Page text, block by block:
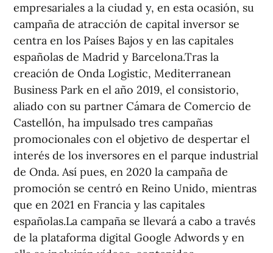
empresariales a la ciudad y, en esta ocasión, su
campaña de atracción de capital inversor se
centra en los Países Bajos y en las capitales
españolas de Madrid y Barcelona.Tras la
creación de Onda Logistic, Mediterranean
Business Park en el año 2019, el consistorio,
aliado con su partner Cámara de Comercio de
Castellón, ha impulsado tres campañas
promocionales con el objetivo de despertar el
interés de los inversores en el parque industrial
de Onda. Así pues, en 2020 la campaña de
promoción se centró en Reino Unido, mientras
que en 2021 en Francia y las capitales
españolas.La campaña se llevará a cabo a través
de la plataforma digital Google Adwords y en